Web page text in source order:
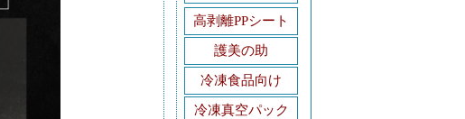
高剥離PPシート
護美の助
冷凍食品向け
冷凍真空パック